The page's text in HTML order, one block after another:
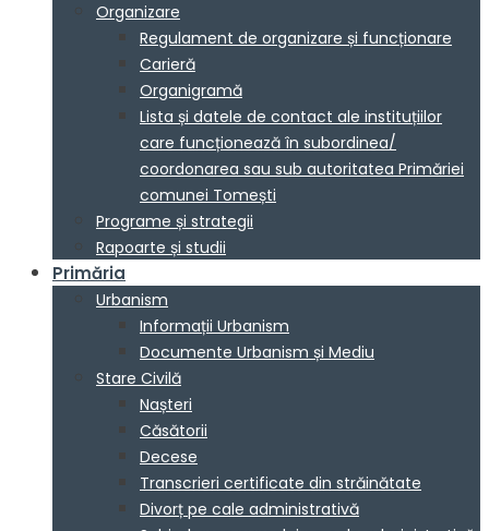
Organizare
Regulament de organizare și funcționare
Carieră
Organigramă
Lista și datele de contact ale instituțiilor
care funcționează în subordinea/
coordonarea sau sub autoritatea Primăriei
comunei Tomești
Programe și strategii
Rapoarte și studii
Primăria
Urbanism
Informații Urbanism
Documente Urbanism și Mediu
Stare Civilă
Nașteri
Căsătorii
Decese
Transcrieri certificate din străinătate
Divorț pe cale administrativă